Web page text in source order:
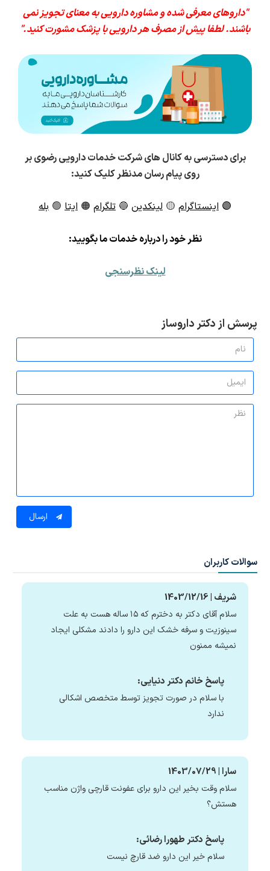
"داروهای معرفی شده و مشاوره دارویی به معنای تجویز نمی
باشند. لطفا پیش از مصرف هر دارویی با پزشک مشورت کنید."
برای دسترسی به کانال های شرکت خدمات دارویی رضوی بر
روی پیام رسان مدنظر کلیک کنید:
🟣 اینستاگرام 🟡 لینکدین 🔵 تلگرام 🟠 ایتا 🟢 بله
نظر خود را درباره خدمات ما بگویید:
لینک نظرسنجی
پرسش از دکتر داروساز
ارسال
سوالات کاربران
شریف | 1403/12/16
سلام آقای دکتر به دخترم که ۱۵ ساله هست به علت
سینوزیت و سرفه خشک این دارو را دادند مشکلی ایجاد
نمیشه ممنون
پاسخ خانم دکتر دنیایی:
با سلام در صورت تجویز توسط متخصص اشکالی
ندارد
سارا | 1403/07/29
سلام وقت بخیر این دارو برای عفونت قارچی واژن مناسب
هستش؟
پاسخ دکتر طهورا رضائی:
سلام خیر این دارو ضد قارچ نیست